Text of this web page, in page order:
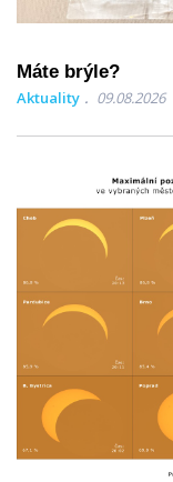
Máte brýle?
Aktuality 09.08.2026